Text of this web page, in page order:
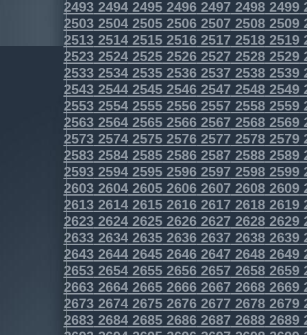
2493249424952496249724982499
2503250425052506250725082509
2513251425152516251725182519
2523252425252526252725282529
2533253425352536253725382539
2543254425452546254725482549
2553255425552556255725582559
2563256425652566256725682569
2573257425752576257725782579
2583258425852586258725882589
2593259425952596259725982599
2603260426052606260726082609
2613261426152616261726182619
2623262426252626262726282629
2633263426352636263726382639
2643264426452646264726482649
2653265426552656265726582659
2663266426652666266726682669
2673267426752676267726782679
2683268426852686268726882689